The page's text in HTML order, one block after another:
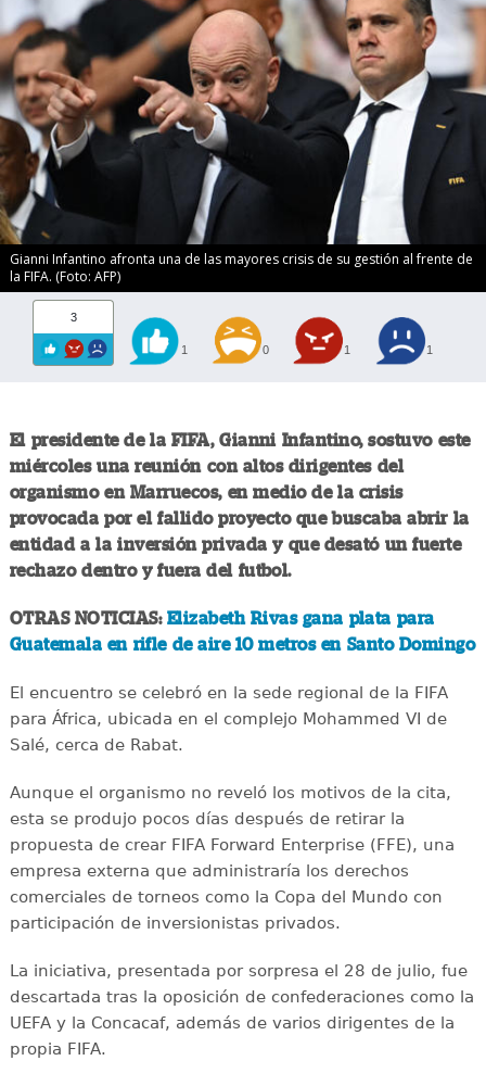
Gianni Infantino afronta una de las mayores crisis de su gestión al frente de
la FIFA. (Foto: AFP)
3
1 0 1 1
El presidente de la FIFA, Gianni Infantino, sostuvo este
miércoles una reunión con altos dirigentes del
organismo en Marruecos, en medio de la crisis
provocada por el fallido proyecto que buscaba abrir la
entidad a la inversión privada y que desató un fuerte
rechazo dentro y fuera del futbol.
OTRAS NOTICIAS: Elizabeth Rivas gana plata para
Guatemala en rifle de aire 10 metros en Santo Domingo
El encuentro se celebró en la sede regional de la FIFA
para África, ubicada en el complejo Mohammed VI de
Salé, cerca de Rabat.
Aunque el organismo no reveló los motivos de la cita,
esta se produjo pocos días después de retirar la
propuesta de crear FIFA Forward Enterprise (FFE), una
empresa externa que administraría los derechos
comerciales de torneos como la Copa del Mundo con
participación de inversionistas privados.
La iniciativa, presentada por sorpresa el 28 de julio, fue
descartada tras la oposición de confederaciones como la
UEFA y la Concacaf, además de varios dirigentes de la
propia FIFA.